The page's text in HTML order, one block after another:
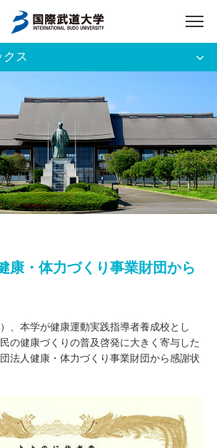
セス 入試資料請求
者別
内
ンパスライフ
ス
康・体力づくり事業財団から
、本学が健康運動実践指導者養成校とし
の健康づくりの普及啓発に大きく寄与した
法人健康・体力づくり事業財団から感謝状